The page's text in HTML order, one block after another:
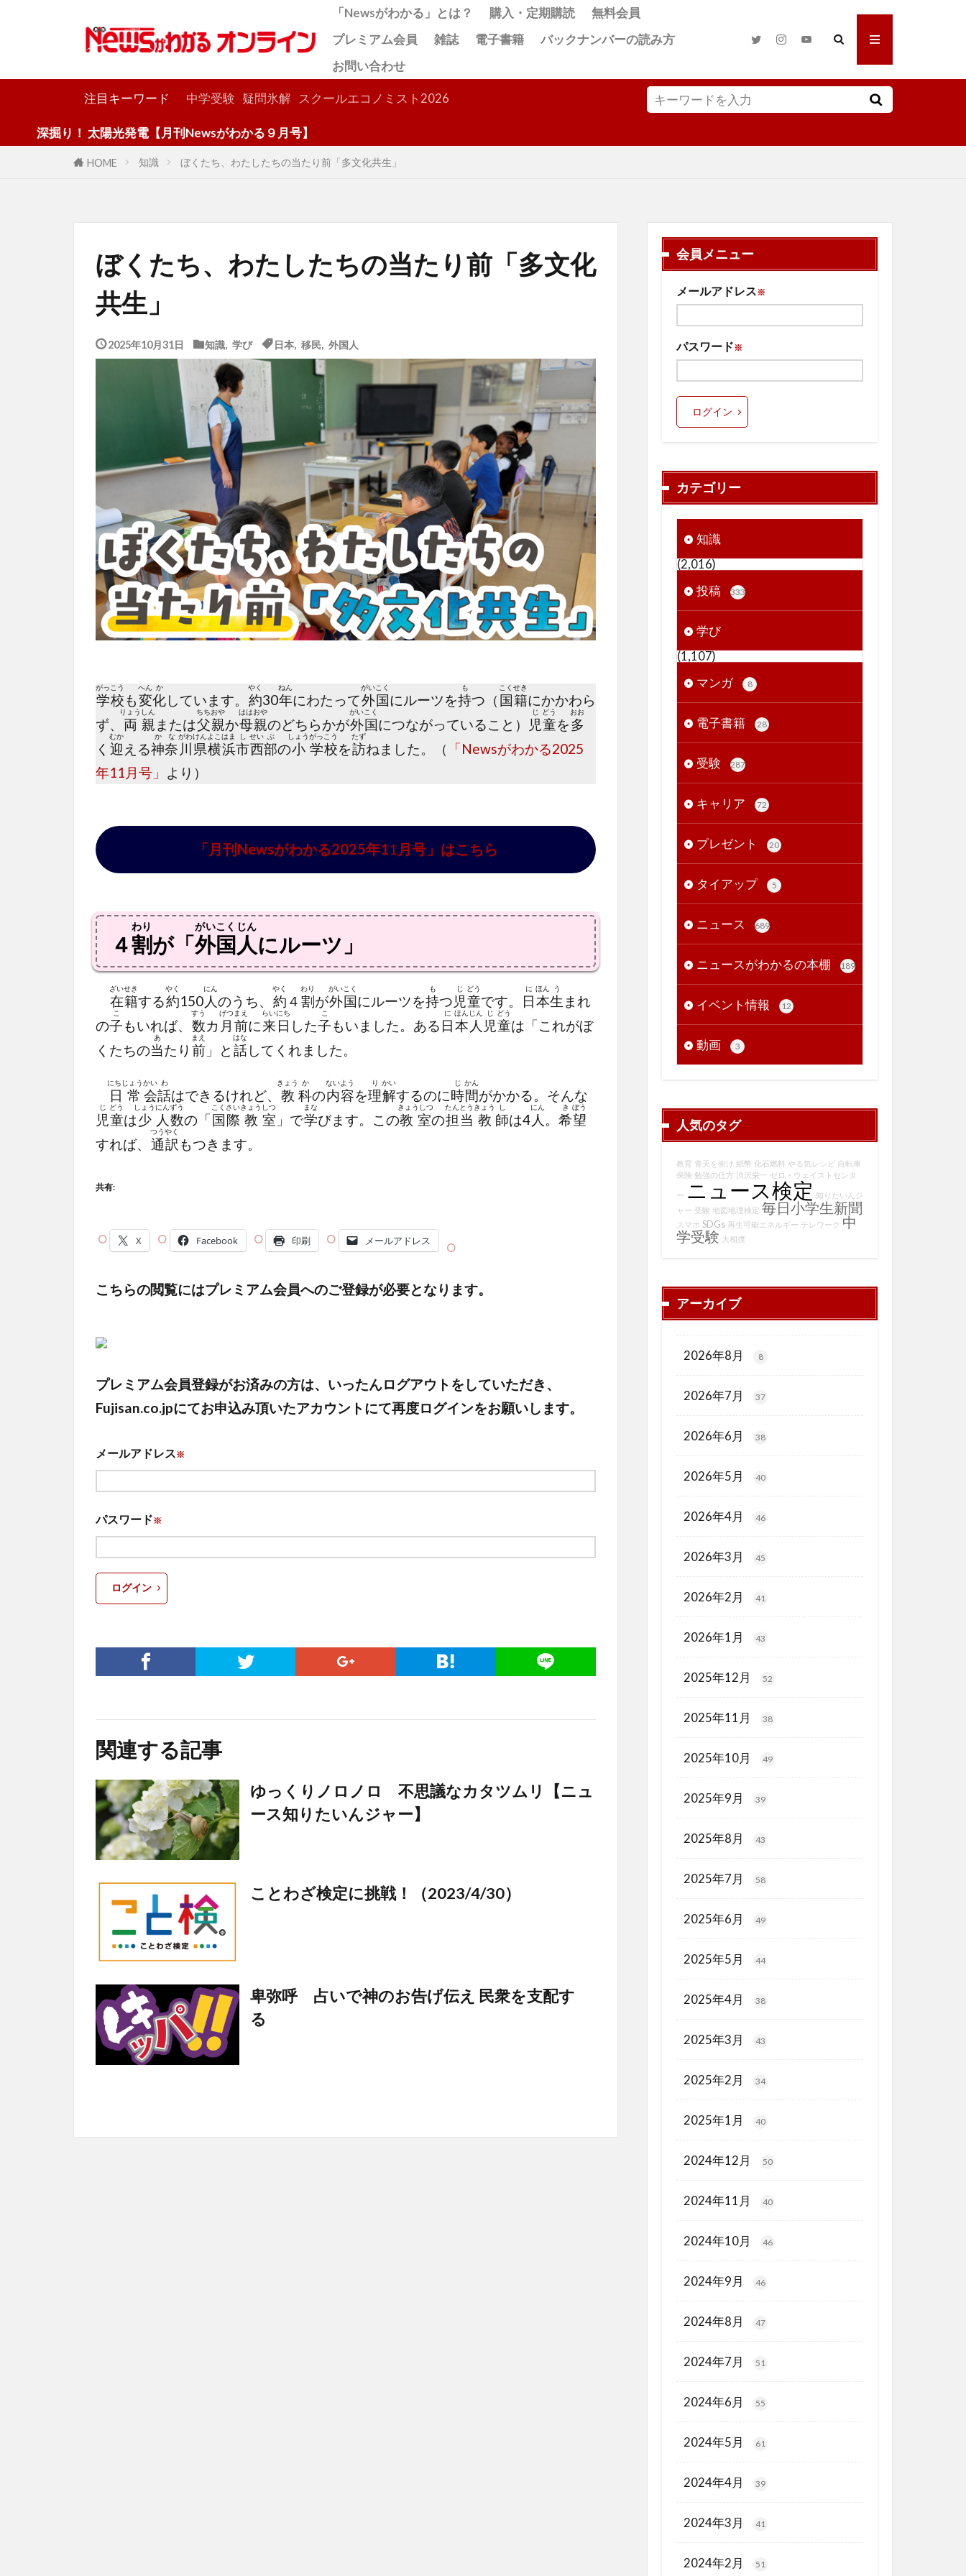
「Newsがわかる」とは？ 購入・定期購読
無料会員
プレミアム会員
雑誌 電子書籍
バックナンバーの読み方
お問い合わせ
注目キーワード 中学受験 疑問氷解 スクールエコノミスト2026
太陽光発電【月刊Newsがわかる９月号】
HOME 知識 ぼくたち、わたしたちの当たり前「多文化共生」
ぼくたち、わたしたちの当たり前「多文化
共生」
2025年10月31日 知識 学び 日本, 移民, 外国人
学
がっ
校
こう
も変
へん
化
か
しています。 約
やく
30年
ねん
にわたって外
がい
国
こく
にルーツを持
も
つ（ 国
こく
籍
せき
にかかわら
ず、 両
りょう
親
しん
または父
ちち
親
おや
か母
はは
親
おや
のどちらかが外
がい
国
こく
につながっていること） 児
じ
童
どう
を多
おお
く 迎
むか
える神
か
奈
な
川
がわ
県
けん
横
よこ
浜
はま
市
し
西
せい
部
ぶ
の小
しょう
学
がっ
校
こう
を訪
たず
ねました。（
「Newsがわかる2025
年11月号」 より）
「月刊Newsがわかる2025年11 月号」はこちら
４割
わり
が「外国人
がいこくじん
にルーツ」
在籍
ざいせき
する約
やく
150 人
にん
のうち、 約
やく
４ 割
わり
が外
がい
国
こく
にルーツを持
も
つ児
じ
童
どう
です。 日
に
本
ほん
生
う
まれ
の子
こ
もいれば、 数
すう
カ 月
げつ
前
まえ
に来
らい
日
にち
した子
こ
もいました。ある 日
に
本
ほん
人
じん
児
じ
童
どう
は「これがぼ
くたちの当
あ
たり 前
まえ
」と 話
はな
してくれました。
日常
にちじょう
会
かい
話
わ
はできるけれど、 教
きょう
科
か
の内容
ないよう
を理
り
解
かい
するのに時
じ
間
かん
がかかる。そんな
児
じ
童
どう
は少
しょう
人
にん
数
ずう
の「国
こく
際
さい
教
きょう
室
しつ
」で学
まな
びます。この教室
きょうしつ
の担当
たんとう
教
きょう
師
し
は4 人
にん
希
き
望
ぼう
すれば、 通
つう
訳
やく
もつきます。
共有:
X Facebook 印刷 メールアドレス
こちらの閲覧にはプレミアム会員へのご登録が必要となります。
プレミアム会員登録がお済みの方は、いったんログアウトをしていただき、
Fujisan.co.jpにてお申込み頂いたアカウントにて再度ログインをお願いします。
メールアドレス ※
パスワード※
ログイン
関連する記事
ゆっくりノロノロ 不思議なカタツムリ【ニュ
ース知りたいんジャー】
ことわざ検定に挑戦！（2023/4/30）
卑弥呼 占いで神のお告げ伝え 民衆を支配す
る
会員メニュー
メールアドレス※
パスワード※
ログイン
カテゴリー
知識
(2,016)
投稿
333
学び
(1,107)
マンガ
8
電子書籍 28
受験 287
キャリア 72
プレゼント 20
タイアップ 5
ニュース 689
ニュースがわかるの本棚 189
イベント情報 12
動画 3
人気のタグ
教育 青天を衝け 紙幣 化石燃料 やる気レシピ 自転車
保険 勉強の仕方 渋沢栄一 ゼロ・ウェイストセンタ
ー ニュース検定 知りたいんジ
ャー 受験 地図地理検定 毎日小学生新聞
スマホ SDGs 再生可能エネルギー テレワーク 中
学受験 大相撲
アーカイブ
2026年8月 8
2026年7月 37
2026年6月 38
2026年5月 40
2026年4月 46
2026年3月 45
2026年2月 41
2026年1月 43
2025年12月 52
2025年11月 38
2025年10月 49
2025年9月 39
2025年8月 43
2025年7月 58
2025年6月 49
2025年5月 44
2025年4月 38
2025年3月 43
2025年2月 34
2025年1月 40
2024年12月 50
2024年11月 40
2024年10月 46
2024年9月 46
2024年8月 47
2024年7月 51
2024年6月 55
2024年5月 61
2024年4月 39
2024年3月 41
2024年2月 51
検索